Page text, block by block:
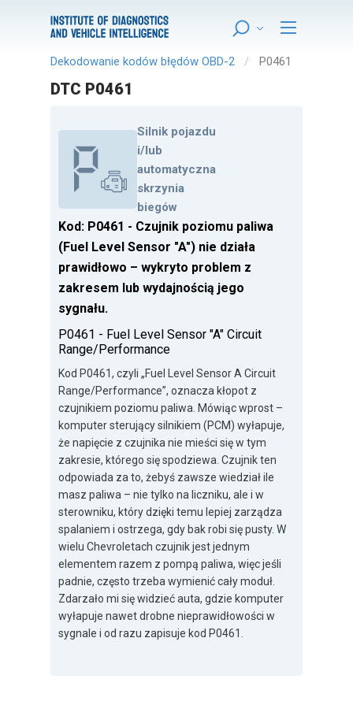
Dekodowanie kodów błędów OBD-2 P0461
DTC P0461
Silnik pojazdu
i/lub
automatyczna
skrzynia
biegów
Kod: P0461 - Czujnik poziomu paliwa
(Fuel Level Sensor "A") nie działa
prawidłowo – wykryto problem z
zakresem lub wydajnością jego
sygnału.
P0461 - Fuel Level Sensor "A" Circuit
Range/Performance
Kod P0461, czyli „Fuel Level Sensor A Circuit
Range/Performance”, oznacza kłopot z
czujnikiem poziomu paliwa. Mówiąc wprost –
komputer sterujący silnikiem (PCM) wyłapuje,
że napięcie z czujnika nie mieści się w tym
zakresie, którego się spodziewa. Czujnik ten
odpowiada za to, żebyś zawsze wiedział ile
masz paliwa – nie tylko na liczniku, ale i w
sterowniku, który dzięki temu lepiej zarządza
spalaniem i ostrzega, gdy bak robi się pusty. W
wielu Chevroletach czujnik jest jednym
elementem razem z pompą paliwa, więc jeśli
padnie, często trzeba wymienić cały moduł.
Zdarzało mi się widzieć auta, gdzie komputer
wyłapuje nawet drobne nieprawidłowości w
sygnale i od razu zapisuje kod P0461.